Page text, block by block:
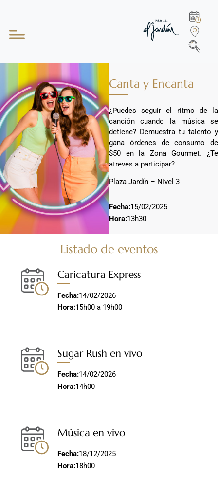
Canta y Encanta
¿Puedes seguir el ritmo de la
canción cuando la música se
detiene? Demuestra tu talento y
gana órdenes de consumo de
$50 en la Zona Gourmet. ¿Te
atreves a participar?
Plaza Jardín – Nivel 3
Fecha:15/02/2025
Hora:13h30
Listado de eventos
Caricatura Express
Fecha:14/02/2026
Hora:15h00 a 19h00
Sugar Rush en vivo
Fecha:14/02/2026
Hora:14h00
Música en vivo
Fecha:18/12/2025
Hora:18h00